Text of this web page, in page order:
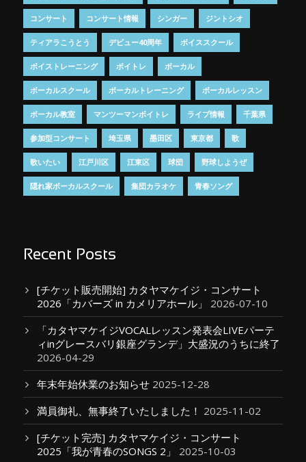
コンサート コンサート情報 シンガー ジントシオ
ティアラこうとう デビュー40周年 ボイススクール
ボイストレーニング ボイトレ ボーカル
ボーカルスクール ボーカルトレーニング ボーカルレッスン
ボーカル教室 マンツーマンボイトレ ライブ情報 千葉県
参加型コンサート 埼玉県 墨田区 東京都 歌
歌いたい 江戸川区 江東区 球団 野球しようぜ
隠れ家ボーカルスクール 集団カラオケ 青春ソング
Recent Posts
[チケット販売開始] カタヤマケイジ・コンサート
2026「カバーズ in カメリアホール」
2026-07-10
「カタヤマケイジVOCALレッスン発表会LIVEパーテ
ィinグレースバリ銀座グランデ」大盛況のうちに終了
2026-04-29
年末年始休業のお知らせ 2025-12-28
満員御礼、無事終了いたしました！ 2025-11-02
[チケット完売] カタヤマケイジ・コンサート
2025「我が青春のSONGS 2」
2025-10-03